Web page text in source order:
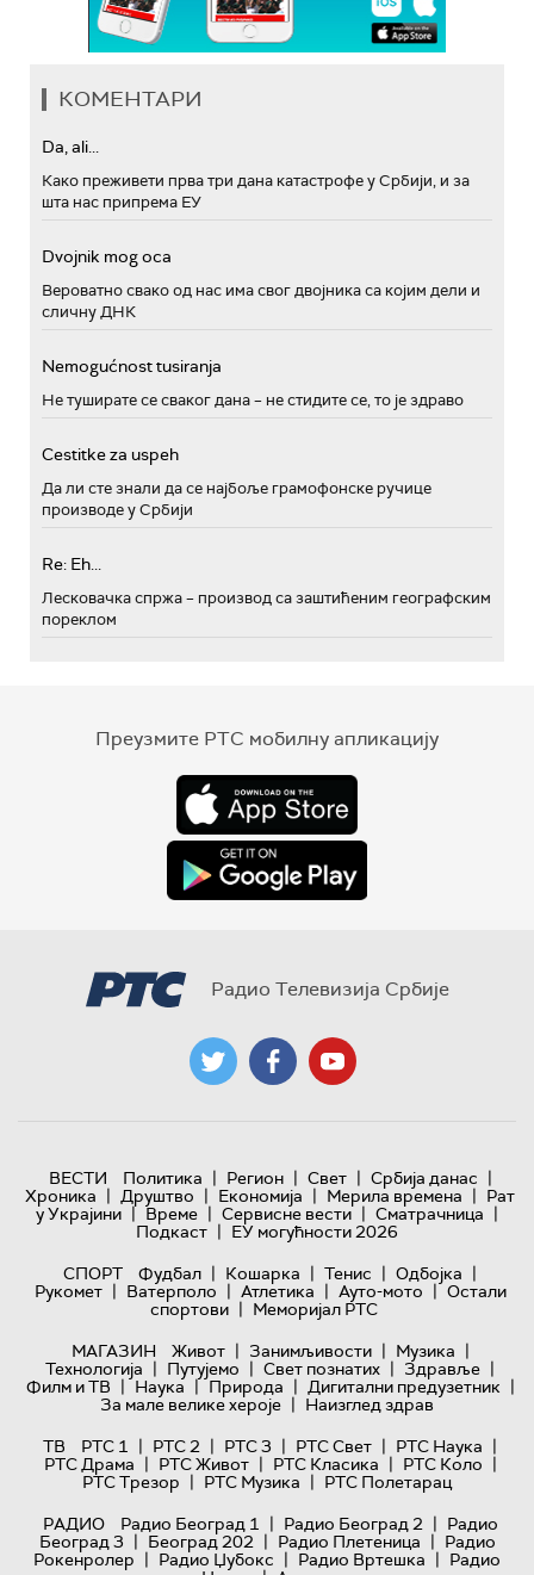
КОМЕНТАРИ
Da, ali...
Како преживети прва три дана катастрофе у Србији, и за
шта нас припрема ЕУ
Dvojnik mog oca
Вероватно свако од нас има свог двојника са којим дели и
сличну ДНК
Nemogućnost tusiranja
Не туширате се сваког дана – не стидите се, то је здраво
Cestitke za uspeh
Да ли сте знали да се најбоље грамофонске ручице
производе у Србији
Re: Eh...
Лесковачка спржа – производ са заштићеним географским
пореклом
Преузмите РТС мобилну апликацију
Радио Телевизија Србије
ВЕСТИ Политика | Регион | Свет | Србија данас |
Хроника | Друштво | Економија | Мерила времена | Рат
у Украјини | Време | Сервисне вести | Сматрачница |
Подкаст | ЕУ могућности 2026
СПОРТ
Фудбал | Кошарка | Тенис | Одбојка |
Рукомет | Ватерполо | Атлетика | Ауто-мото | Остали
спортови | Меморијал РТС
МАГАЗИН
Живот | Занимљивости | Музика |
Технологијa | Путујемо | Свет познатих | Здравље |
Филм и ТВ | Наука | Природа | Дигитални предузетник |
За мале велике хероје | Наизглед здрав
ТВ
РТС 1 | РТС 2 | РТС 3 | РТС Свет | РТС Наука |
РТС Драма | РТС Живот | РТС Класика | РТС Коло |
РТС Трезор | РТС Музика | РТС Полетарац
РАДИО
Радио Београд 1 | Радио Београд 2 | Радио
Београд 3 | Београд 202 | Радио Плетеница | Радио
Рокенролер | Радио Џубокс | Радио Вртешка | Радио